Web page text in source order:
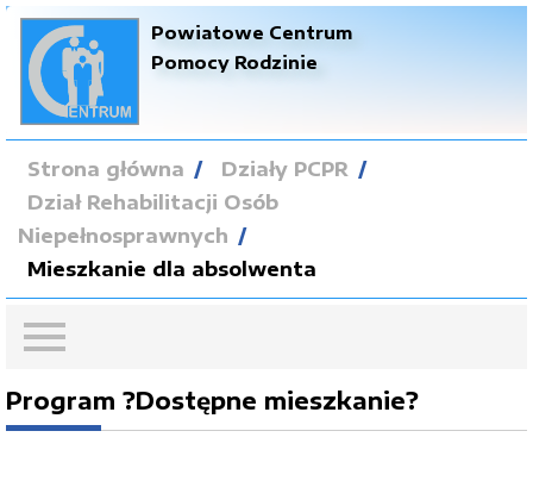
Powiatowe Centrum
Pomocy Rodzinie
Strona główna
Działy PCPR
Dział Rehabilitacji Osób
Niepełnosprawnych
Mieszkanie dla absolwenta
Program ?Dostępne mieszkanie?